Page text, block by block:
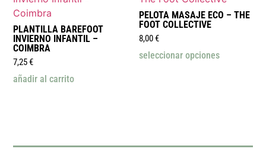
PLANTILLA BAREFOOT
INVIERNO INFANTIL –
COIMBRA
7,25€
añadir al carrito
PELOTA MASAJE ECO – THE
FOOT COLLECTIVE
8,00€
seleccionar opciones